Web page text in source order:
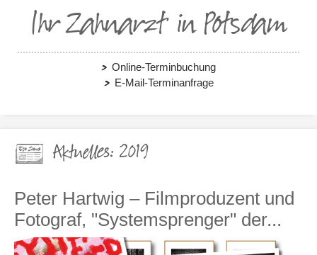
Ihr Zahnarzt in Potsdam
Online-Terminbuchung
E-Mail-Terminanfrage
Aktuelles: 2019
Peter Hartwig – Filmproduzent und
Fotograf, "Systemsprenger" der...